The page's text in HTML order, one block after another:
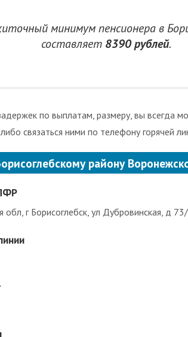
минимум пенсионера в
составляет 8390 рублей.
по выплатам, размеру, вы всегда
связаться ними по телефону горячей
району
г Борисоглебск, ул Дубровинская, д